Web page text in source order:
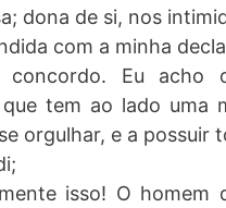
dona de si, nos
com a minha
concordo. Eu acho
tem ao lado uma
orgulhar, e a possuir
isso! O homem